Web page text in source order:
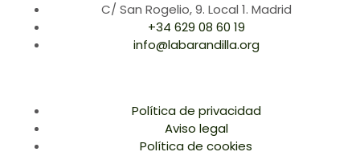
C/ San Rogelio, 9. Local 1. Madrid
+34 629 08 60 19
info@labarandilla.org
Política de privacidad
Aviso legal
Política de cookies